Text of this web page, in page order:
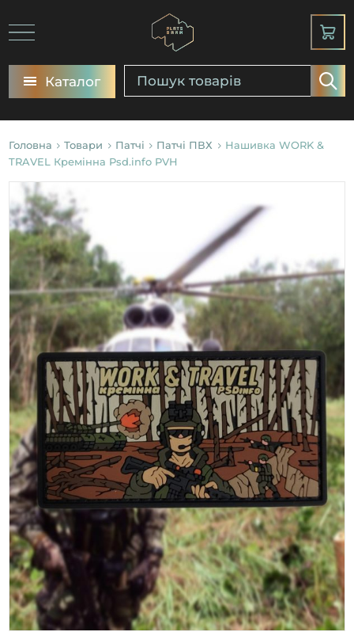
Каталог
Головна Товари Патчі Патчі ПВХ
Нашивка WORK &
TRAVEL Кремінна Psd.info PVH